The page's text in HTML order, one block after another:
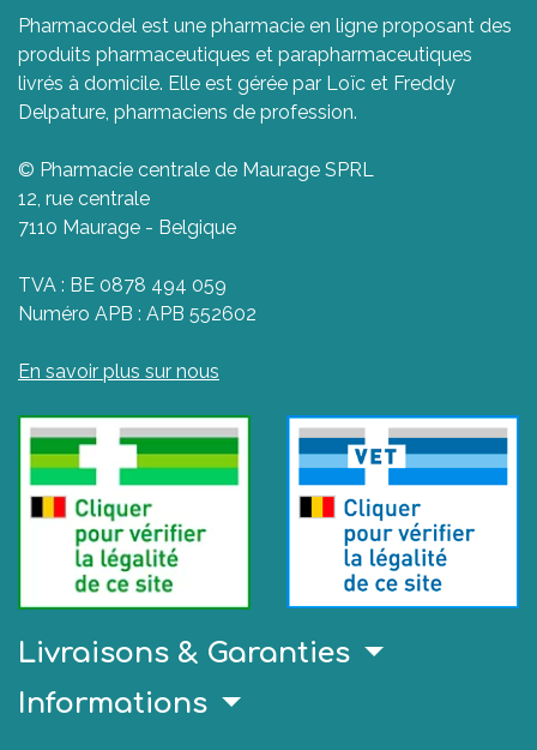
Pharmacodel est une pharmacie en ligne proposant des
produits pharmaceutiques et parapharmaceutiques
livrés à domicile. Elle est gérée par Loïc et Freddy
Delpature, pharmaciens de profession.
© Pharmacie centrale de Maurage SPRL
12, rue centrale
7110 Maurage - Belgique
TVA : BE 0878 494 059
Numéro APB : APB 552602
En savoir plus sur nous
Livraisons & Garanties
Informations